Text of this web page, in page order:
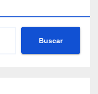
Buscar